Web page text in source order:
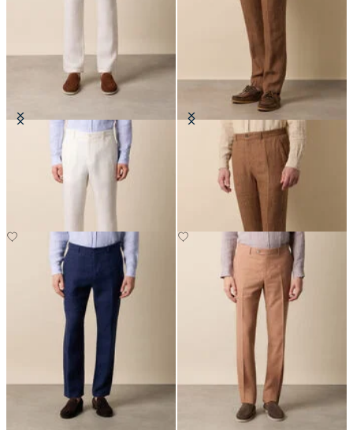
Hosen aus Leinen
Hosen aus Leinen mit
Fischgrätmuster
CHF 135